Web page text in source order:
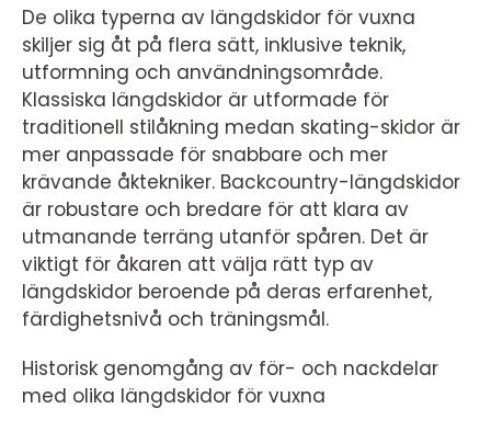
De olika typerna av längdskidor för vuxna
skiljer sig åt på flera sätt, inklusive teknik,
utformning och användningsområde.
Klassiska längdskidor är utformade för
traditionell stilåkning medan skating-skidor är
mer anpassade för snabbare och mer
krävande åktekniker. Backcountry-längdskidor
är robustare och bredare för att klara av
utmanande terräng utanför spåren. Det är
viktigt för åkaren att välja rätt typ av
längdskidor beroende på deras erfarenhet,
färdighetsnivå och träningsmål.
Historisk genomgång av för- och nackdelar
med olika längdskidor för vuxna